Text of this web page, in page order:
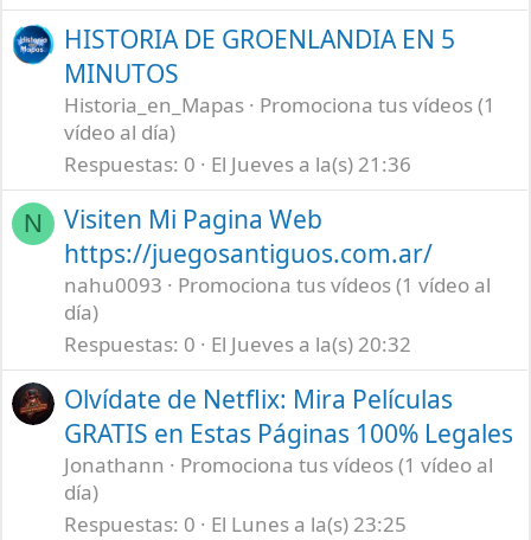
HISTORIA DE GROENLANDIA EN 5
MINUTOS
Historia_en_Mapas
Promociona tus vídeos (1
vídeo al día)
Respuestas 0 El Jueves a la(s) 21:36
N
Visiten Mi Pagina Web
https://juegosantiguos.com.ar/
nahu0093
Promociona tus vídeos (1 vídeo al
día)
Respuestas 0 El Jueves a la(s) 20:32
Olvídate de Netflix: Mira Películas
GRATIS en Estas Páginas 100% Legales
Jonathann
Promociona tus vídeos (1 vídeo al
día)
Respuestas 0 El Lunes a la(s) 23:25